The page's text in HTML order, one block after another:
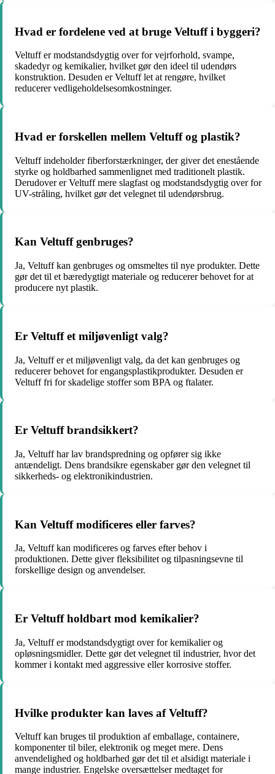
Hvad er fordelene ved at bruge Veltuff i byggeri?
Veltuff er modstandsdygtig over for vejrforhold, svampe,
skadedyr og kemikalier, hvilket gør den ideel til udendørs
konstruktion. Desuden er Veltuff let at rengøre, hvilket
reducerer vedligeholdelsesomkostninger.
Hvad er forskellen mellem Veltuff og plastik?
Veltuff indeholder fiberforstærkninger, der giver det enestående
styrke og holdbarhed sammenlignet med traditionelt plastik.
Derudover er Veltuff mere slagfast og modstandsdygtig over for
UV-stråling, hvilket gør det velegnet til udendørsbrug.
Kan Veltuff genbruges?
Ja, Veltuff kan genbruges og omsmeltes til nye produkter. Dette
gør det til et bæredygtigt materiale og reducerer behovet for at
producere nyt plastik.
Er Veltuff et miljøvenligt valg?
Ja, Veltuff er et miljøvenligt valg, da det kan genbruges og
reducerer behovet for engangsplastikprodukter. Desuden er
Veltuff fri for skadelige stoffer som BPA og ftalater.
Er Veltuff brandsikkert?
Ja, Veltuff har lav brandspredning og opfører sig ikke
antændeligt. Dens brandsikre egenskaber gør den velegnet til
sikkerheds- og elektronikindustrien.
Kan Veltuff modificeres eller farves?
Ja, Veltuff kan modificeres og farves efter behov i
produktionen. Dette giver fleksibilitet og tilpasningsevne til
forskellige design og anvendelser.
Er Veltuff holdbart mod kemikalier?
Ja, Veltuff er modstandsdygtigt over for kemikalier og
opløsningsmidler. Dette gør det velegnet til industrier, hvor det
kommer i kontakt med aggressive eller korrosive stoffer.
Hvilke produkter kan laves af Veltuff?
Veltuff kan bruges til produktion af emballage, containere,
komponenter til biler, elektronik og meget mere. Dens
anvendelighed og holdbarhed gør det til et alsidigt materiale i
mange industrier. Engelske oversættelser medtaget for